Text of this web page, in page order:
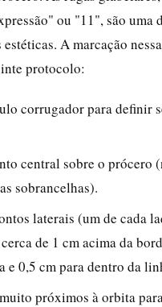
ou "11", são uma
A marcação
protocolo:
corrugador para definir
central sobre o prócero
sobrancelhas).
laterais (um de cada
de 1 cm acima da
e 0,5 cm para dentro da
próximos à orbita